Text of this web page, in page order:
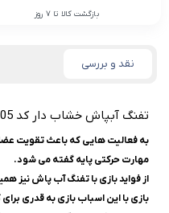
بازگشت کالا تا 7 روز
نقد و بررسی
تفنگ آبپاش خشاب دار کد T-05
به فعالیت هایی که باعث تقویت
مهارت حرکتی پایه گفته می شود.
از فواید بازی با تفنگ آب پاش نیز
بازی با این اسباب بازی به قدری